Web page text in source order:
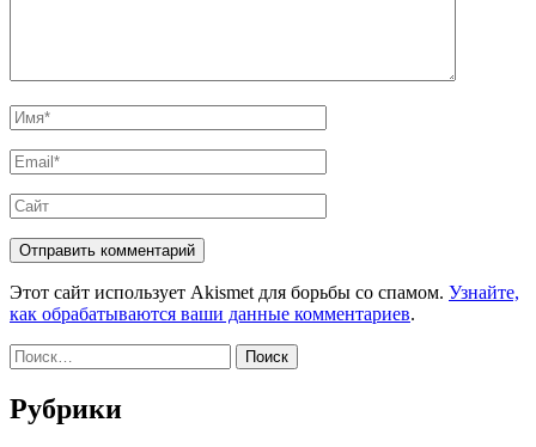
Имя*
Email*
Сайт
Этот сайт использует Akismet для борьбы со спамом. Узнайте,
как обрабатываются ваши данные комментариев.
Найти:
Рубрики